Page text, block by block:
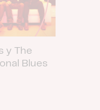
y The
Blues